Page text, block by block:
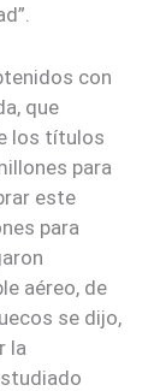
con
que
los títulos
para
este
para
aéreo, de
se dijo,
la